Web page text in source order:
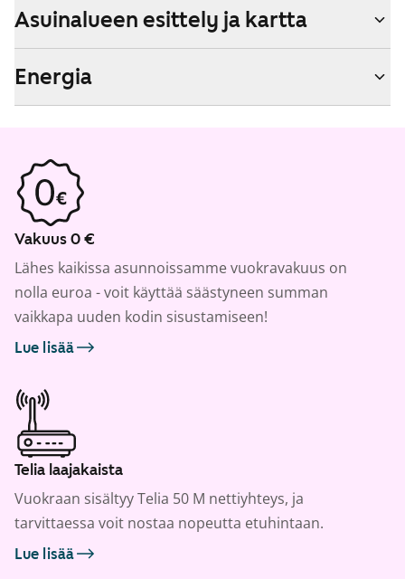
Asuinalueen esittely ja kartta
Energia
Vakuus 0 €
Lähes kaikissa asunnoissamme vuokravakuus on
nolla euroa - voit käyttää säästyneen summan
vaikkapa uuden kodin sisustamiseen!
Lue lisää
Telia laajakaista
Vuokraan sisältyy Telia 50 M nettiyhteys, ja
tarvittaessa voit nostaa nopeutta etuhintaan.
Lue lisää